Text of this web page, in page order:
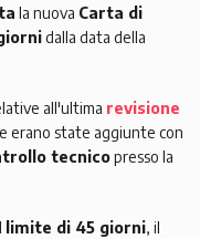
la nuova Carta di
dalla data della
all'ultima revisione
erano state aggiunte con
tecnicopresso la
limite di 45 giorni, il